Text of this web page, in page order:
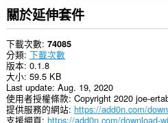
exchange
messages
with
programs
other
than
Opera.
This
extension
can
關於延伸套件
下載次數 74085
分類 下載次數
版本 0.1.8
大小 59.5 KB
Last update Aug. 19, 2020
使用者授權條款 Copyright 2020 joe-
提供服務的網站 https://add0n.com/
支援網頁 https://add0n.com/download-